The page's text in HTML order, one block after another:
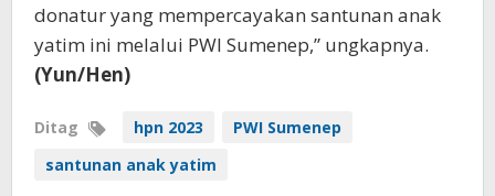
donatur yang mempercayakan santunan anak
yatim ini melalui PWI Sumenep,” ungkapnya.
(Yun/Hen)
Ditag hpn 2023
PWI Sumenep
santunan anak yatim